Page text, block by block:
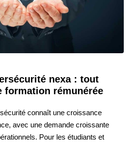
nexa : tout
formation rémunérée
connaît une croissance
avec une demande croissante
Pour les étudiants et